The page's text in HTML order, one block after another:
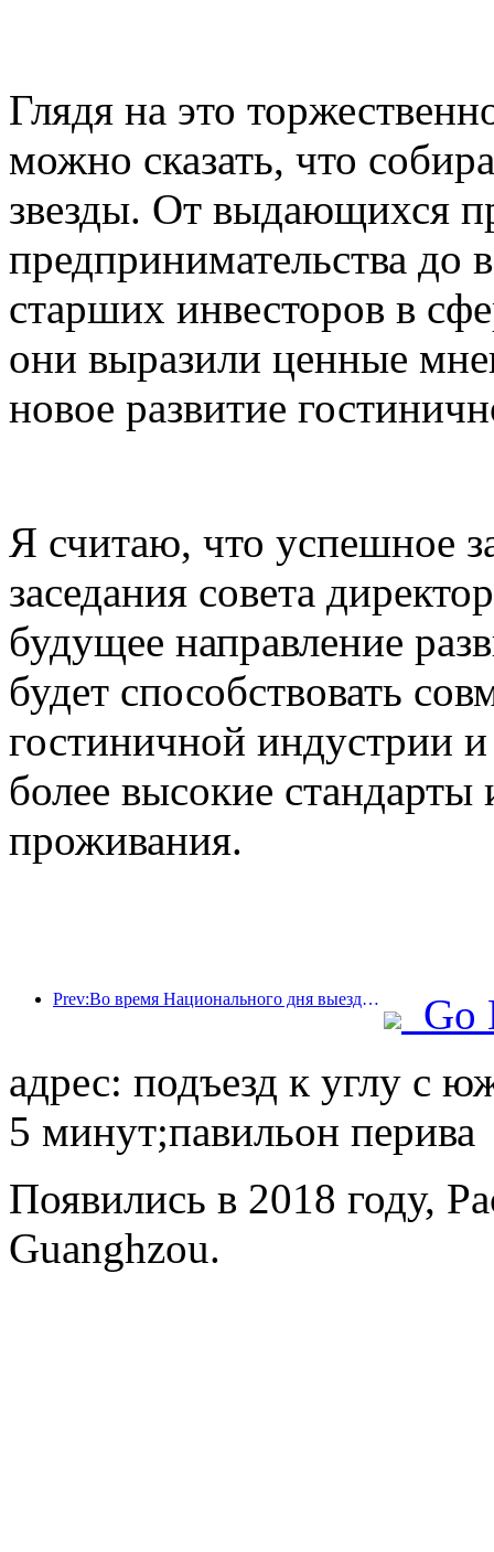
Глядя на это
можно сказать, что
звезды. От выдающихся
предпринимательства до
старших инвесторов в
они выразили ценные
новое развитие
Я считаю, что успешное
заседания совета
будущее направление
будет способствовать
гостиничной индустрии
более высокие стандарты
проживания.
Prev:Во время Национального дня выездные поездки и заказы на вино из городов второго эшелона выросли на 70% по сравнению с аналогичным периодом прошлого года.
Go
адрес: подъезд к углу с
5 минут;павильон перива
Появились в 2018 году,
Guanghzou.